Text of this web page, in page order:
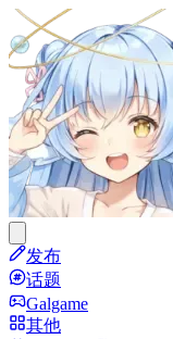
发布
话题
Galgame
其他